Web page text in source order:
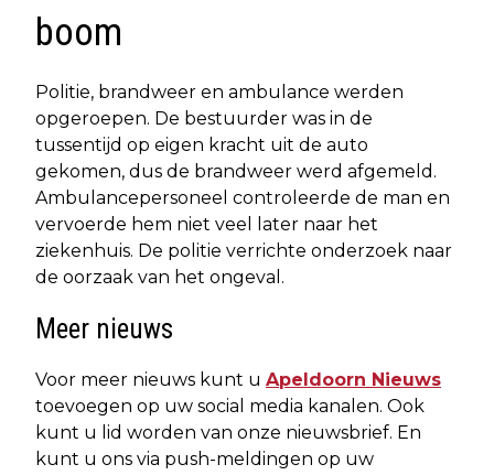
boom
Politie, brandweer en ambulance werden
opgeroepen. De bestuurder was in de
tussentijd op eigen kracht uit de auto
gekomen, dus de brandweer werd afgemeld.
Ambulancepersoneel controleerde de man en
vervoerde hem niet veel later naar het
ziekenhuis. De politie verrichte onderzoek naar
de oorzaak van het ongeval.
Meer nieuws
Voor meer nieuws kunt u Apeldoorn Nieuws
toevoegen op uw social media kanalen. Ook
kunt u lid worden van onze nieuwsbrief. En
kunt u ons via push-meldingen op uw